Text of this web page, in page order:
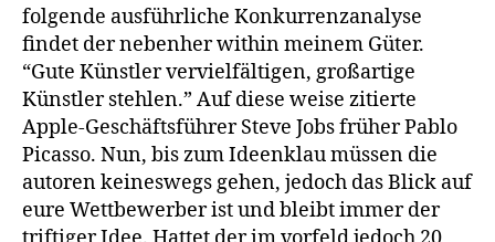
folgende ausführliche Konkurrenzanalyse
findet der nebenher within meinem Güter.
“Gute Künstler vervielfältigen, großartige
Künstler stehlen.” Auf diese weise zitierte
Apple-Geschäftsführer Steve Jobs früher Pablo
Picasso. Nun, bis zum Ideenklau müssen die
autoren keineswegs gehen, jedoch das Blick auf
eure Wettbewerber ist und bleibt immer der